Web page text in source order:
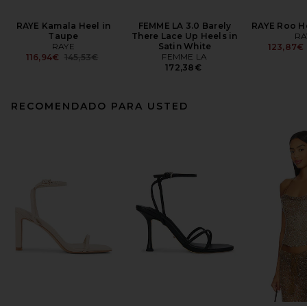
RAYE Kamala Heel in
Taupe
RAYE
116,94€ Previous price:
145,53€
FEMME LA 3.0 Barely
There Lace Up Heels in
Satin White
FEMME LA
172,38€
RAYE Roo
123,87€
RECOMENDADO PARA USTED